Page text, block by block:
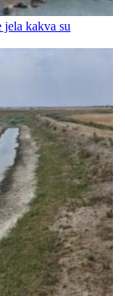
jela kakva su